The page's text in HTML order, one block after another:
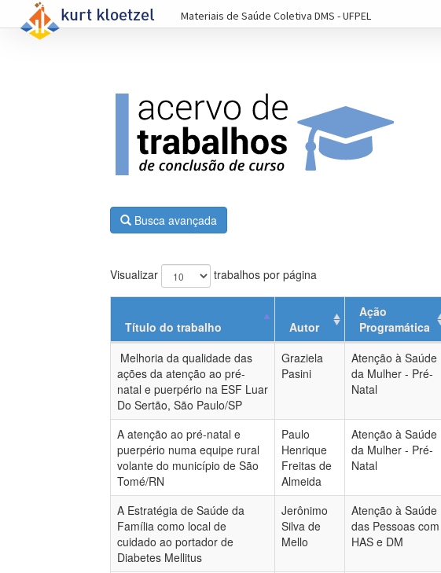
Materiais de Saúde Coletiva DMS - UFPEL
Busca avançada
Visualizar trabalhos por página
Título do trabalho Autor
Ação
Programática
Melhoria da qualidade das
ações da atenção ao pré-
natal e puerpério na ESF Luar
Do Sertão, São Paulo/SP
Graziela
Pasini
Atenção à Saúde
da Mulher - Pré-
Natal
A atenção ao pré-natal e
puerpério numa equipe rural
volante do município de São
Tomé/RN
Paulo
Henrique
Freitas de
Almeida
Atenção à Saúde
da Mulher - Pré-
Natal
A Estratégia de Saúde da
Família como local de
cuidado ao portador de
Diabetes Mellitus
Jerônimo
Silva de
Mello
Atenção à Saúde
das Pessoas com
HAS e DM